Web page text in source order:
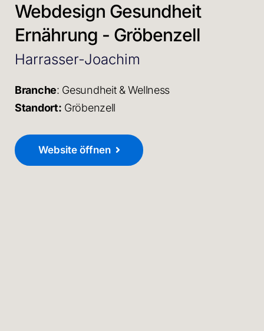
Webdesign Gesundheit
Ernährung - Gröbenzell
Harrasser-Joachim
Branche: Gesundheit & Wellness
Standort: Gröbenzell
Website öffnen